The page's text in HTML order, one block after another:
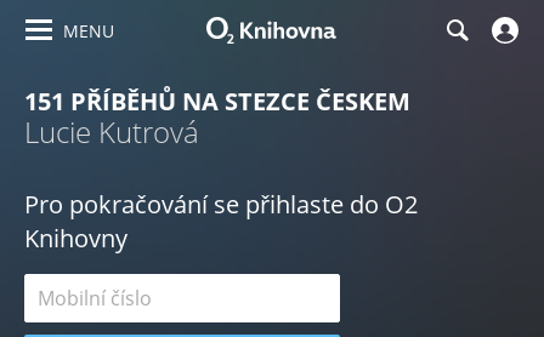
MENU
151 PŘÍBĚHŮ NA STEZCE ČESKEM
Lucie Kutrová
Pro pokračování se přihlaste do O2
Knihovny